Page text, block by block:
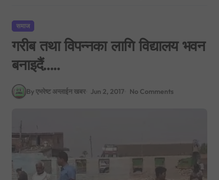
समाज
गरीब तथा विपन्नका लागि विद्यालय भवन
बनाइदैं…..
By एभरेष्ट अन्लाईन खबर Jun 2, 2017 No Comments